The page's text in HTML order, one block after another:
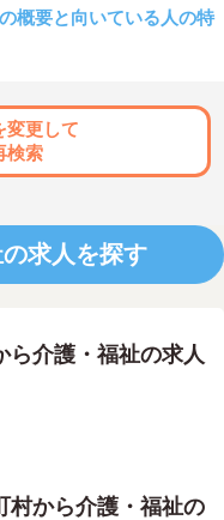
概要と向いている人の特
変更して
検索
求人を探す
ら介護・福祉の求人
村から介護・福祉の